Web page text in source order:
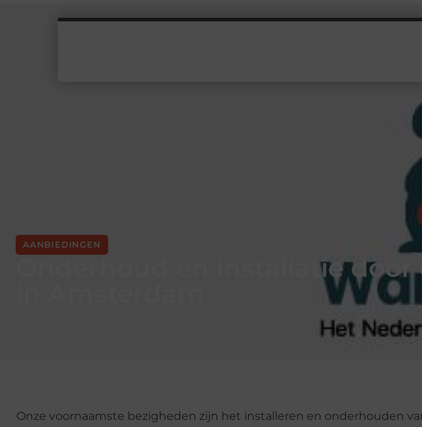
AANBIEDINGEN
Onderhoud en installatie
Onze voornaamste bezigheden zijn het installeren en onderhouden